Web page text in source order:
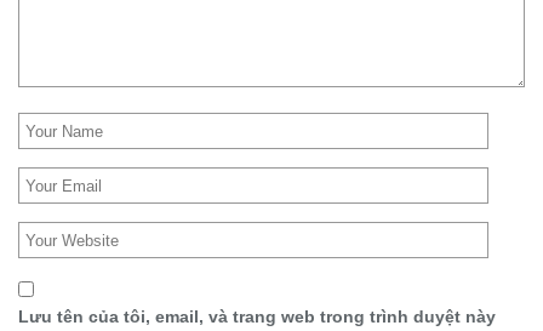
Lưu tên của tôi, email, và trang web trong trình duyệt này